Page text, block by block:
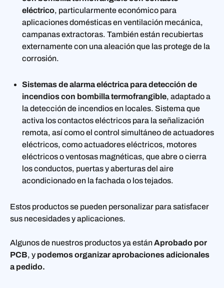
eléctrico, particularmente económico para
aplicaciones domésticas en ventilación mecánica,
campanas extractoras. También están recubiertas
externamente con una aleación que las protege de la
corrosión.
Sistemas de alarma eléctrica para detección de
incendios con bombilla termofrangible, adaptado a
la detección de incendios en locales. Sistema que
activa los contactos eléctricos para la señalización
remota, así como el control simultáneo de actuadores
eléctricos, como actuadores eléctricos, motores
eléctricos o ventosas magnéticas, que abre o cierra
los conductos, puertas y aberturas del aire
acondicionado en la fachada o los tejados.
Estos productos se pueden personalizar para satisfacer
sus necesidades y aplicaciones.
Algunos de nuestros productos ya estánAprobado por
PCB, y podemos organizar aprobaciones adicionales
a pedido.